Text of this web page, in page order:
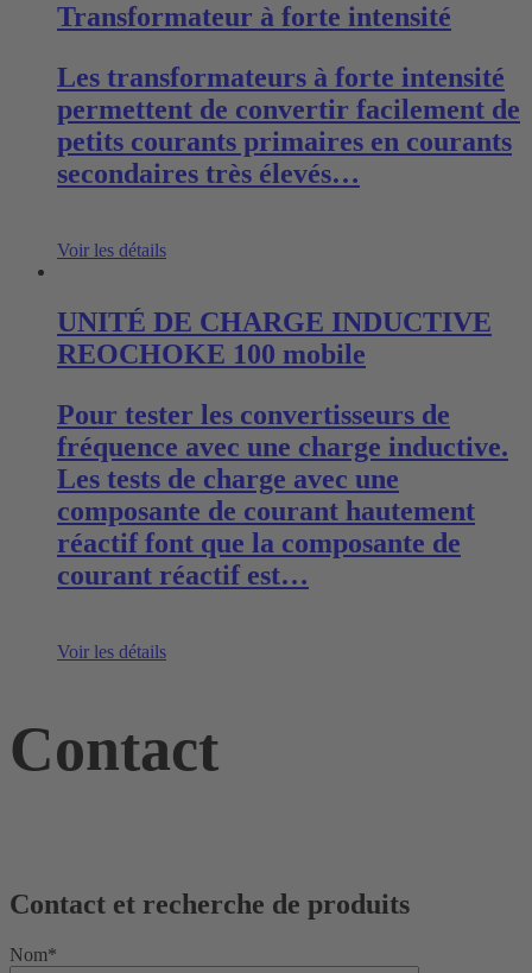
Transformateur à forte intensité
Les transformateurs à forte intensité
permettent de convertir facilement de
petits courants primaires en courants
secondaires très élevés…
Voir les détails
UNITÉ DE CHARGE INDUCTIVE
REOCHOKE 100 mobile
Pour tester les convertisseurs de
fréquence avec une charge inductive.
Les tests de charge avec une
composante de courant hautement
réactif font que la composante de
courant réactif est…
Voir les détails
Contact
Contact et recherche de produits
Nom*